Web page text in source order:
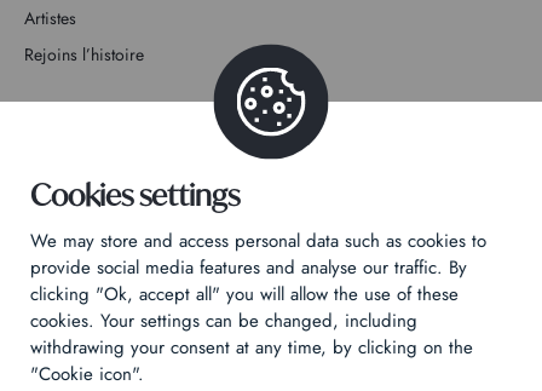
Artistes
Rejoins l’histoire
Politique de confidentialité
Mentions légales
Technical & Legal informations
Cookies settings
We may store and access personal data such as cookies to
provide social media features and analyse our traffic. By
clicking "Ok, accept all" you will allow the use of these
cookies. Your settings can be changed, including
withdrawing your consent at any time, by clicking on the
"Cookie icon".